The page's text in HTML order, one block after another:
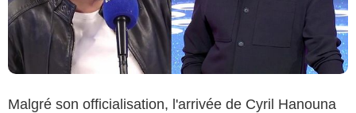
Malgré son officialisation, l'arrivée de Cyril Hanouna